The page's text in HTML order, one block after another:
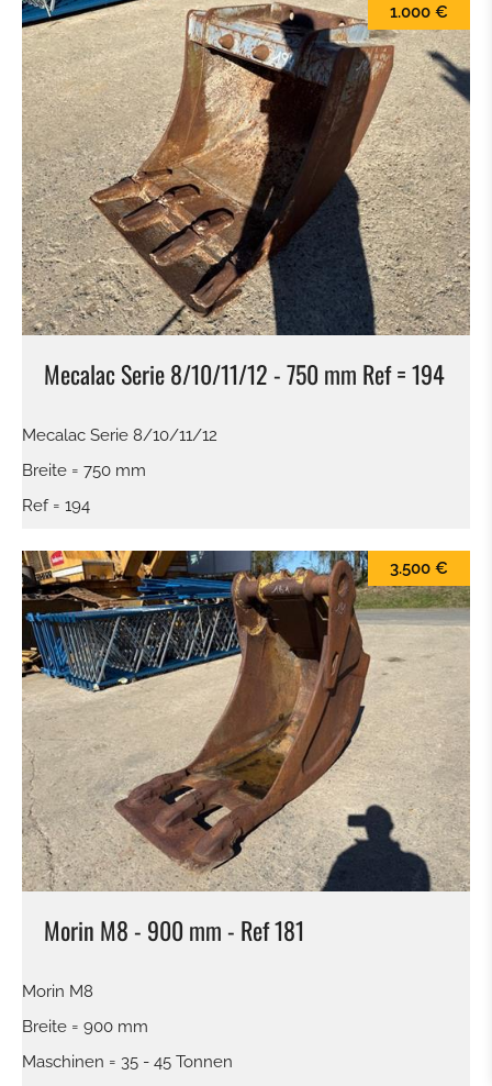
Mecalac Serie 8/10/11/12 - 750 mm Ref = 194
1.000 €
Mecalac Serie 8/10/11/12
Breite = 750 mm
Ref = 194
Morin M8 - 900 mm - Ref 181
3.500 €
Morin M8
Breite = 900 mm
Maschinen = 35 - 45 Tonnen